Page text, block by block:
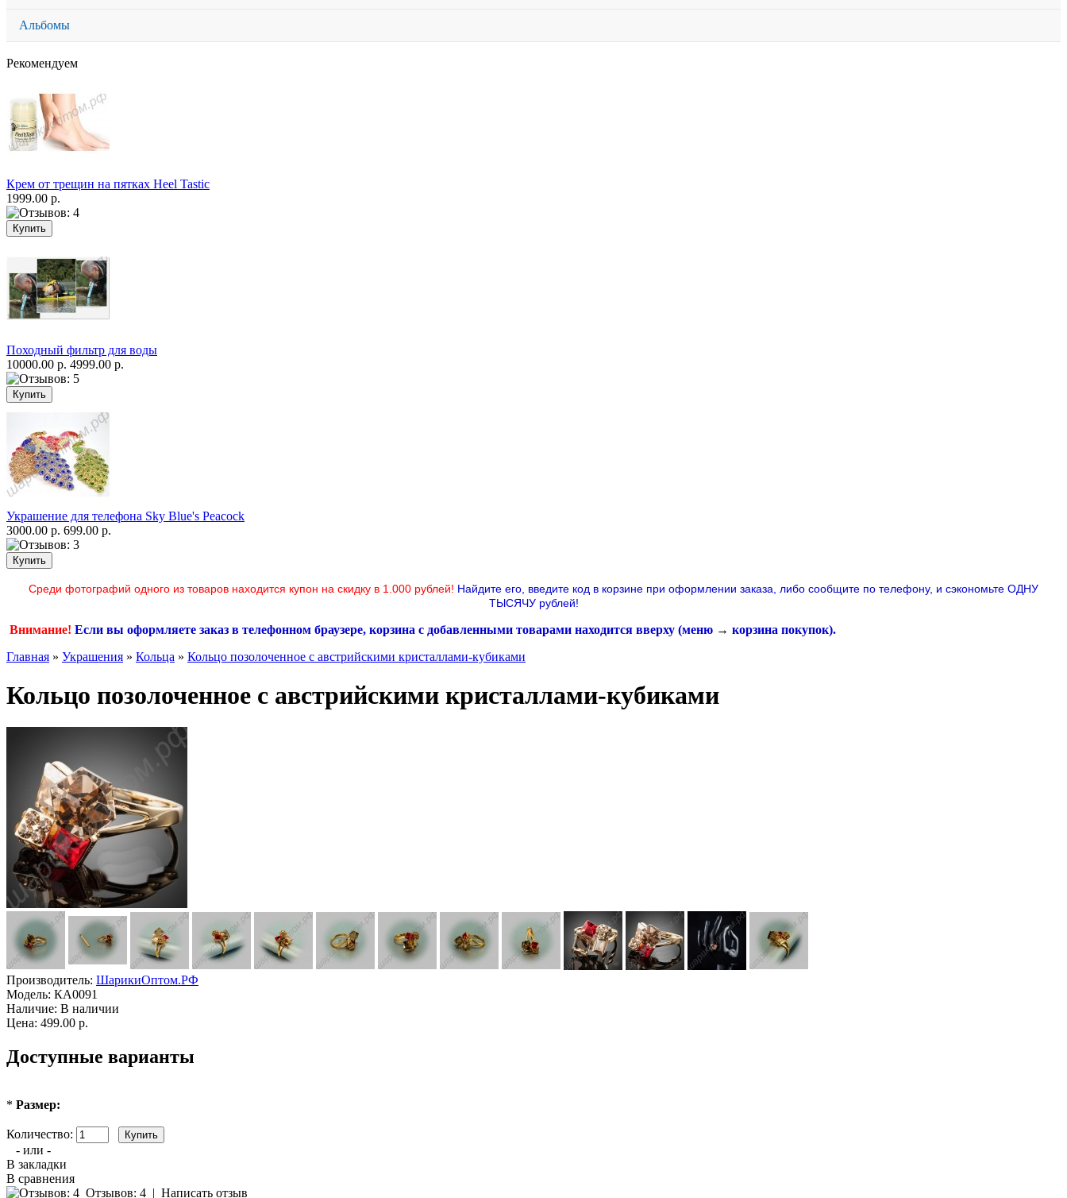
Альбомы
Рекомендуем
Крем от трещин на пятках Heel Tastic
1999.00 р.
Походный фильтр для воды
10000.00 р. 4999.00 р.
Украшение для телефона Sky Blue's Peacock
3000.00 р. 699.00 р.
Среди фотографий одного из товаров находится купон на скидку в 1.000 рублей! Найдите его, введите код в корзине при оформлении заказа, либо сообщите по телефону, и сэкономьте ОДНУ
ТЫСЯЧУ рублей!
Внимание! Если вы оформляете заказ в телефонном браузере, корзина с добавленными товарами находится вверху (меню → корзина покупок).
Главная » Украшения » Кольца » Кольцо позолоченное с австрийскими кристаллами-кубиками
Кольцо позолоченное с австрийскими кристаллами-кубиками
Производитель: ШарикиОптом.РФ
Модель: КА0091
Наличие: В наличии
Цена: 499.00 р.
Доступные варианты
* Размер:
Количество:
- или -
В закладки
В сравнения
Отзывов: 4 | Написать отзыв